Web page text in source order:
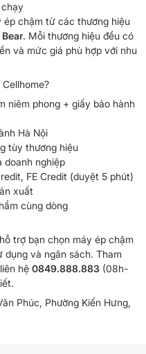
ép chậm từ các thương hiệu
. Mỗi thương hiệu đều có
và mức giá phù hợp với nhu
niêm phong + giấy bảo hành
Hà Nội
tùy thương hiệu
nghiệp
FE Credit (duyệt 5 phút)
xuất
cùng dòng
trợ bạn chọn máy ép chậm
dụng và ngân sách. Tham
hệ 0849.888.883(08h-
Phúc, Phường Kiến Hưng,